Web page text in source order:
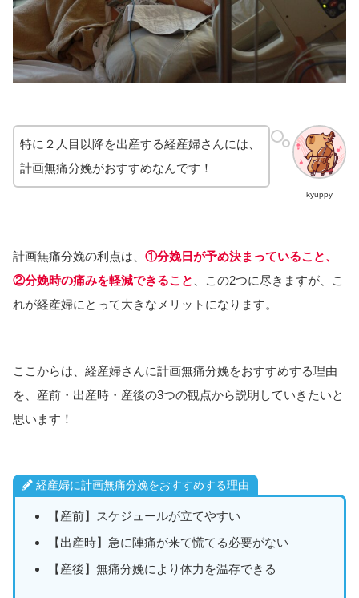
kyuppy
特に２人目以降を出産する経産婦さんには、
計画無痛分娩がおすすめなんです！
計画無痛分娩の利点は、 ①分娩日が予め決まっていること、
②分娩時の痛みを軽減できること
、この2つに尽きますが、こ
れが経産婦にとって大きなメリットになります。
ここからは、経産婦さんに計画無痛分娩をおすすめする理由
を、産前・出産時・産後の3つの観点から説明していきたいと
思います！
経産婦に計画無痛分娩をおすすめする理由
【産前】スケジュールが立てやすい
【出産時】急に陣痛が来て慌てる必要がない
【産後】無痛分娩により体力を温存できる